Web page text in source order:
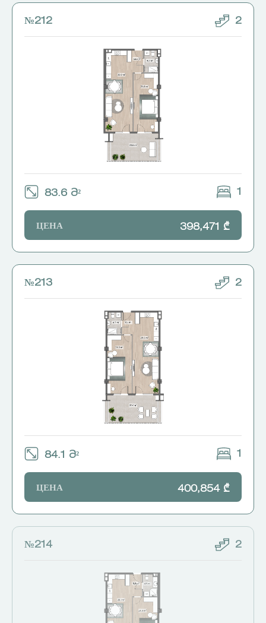
№212 2
83.6 Მ² 1
ЦЕНА 398,471 ₾
№213 2
84.1 Მ² 1
ЦЕНА 400,854 ₾
№214 2